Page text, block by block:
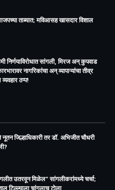
ताब्यात; मविआसह खासदार विशाल
निर्णयाविरोधात सांगली, मिरज अन् कुपवाड
नागरिकांचा अन् व्यापाऱ्यांचा तीव्र
ठप्प!​
जिल्हाधिकारी तर डॉ. अभिजीत चौधरी
उतरवून मिळेल" सांगलीकरांमध्ये चर्चा;
टिल्ल्याला चांगलाच टोला